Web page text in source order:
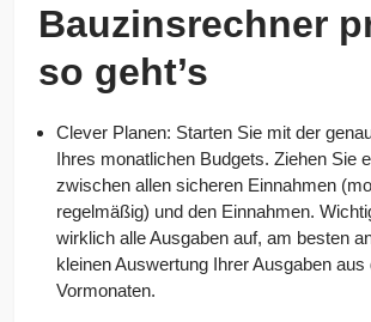
Bauzinsrechner
so geht’s
Clever Planen: Starten Sie mit der
Ihres monatlichen Budgets. Ziehen Sie
zwischen allen sicheren Einnahmen
regelmäßig) und den Einnahmen.
wirklich alle Ausgaben auf, am besten
kleinen Auswertung Ihrer Ausgaben aus
Vormonaten.